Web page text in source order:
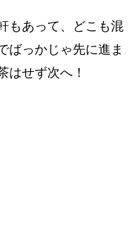
もあって、どこも混
ばっかじゃ先に進ま
はせず次へ！